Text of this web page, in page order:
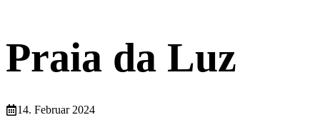
Praia da Luz
14. Februar 2024